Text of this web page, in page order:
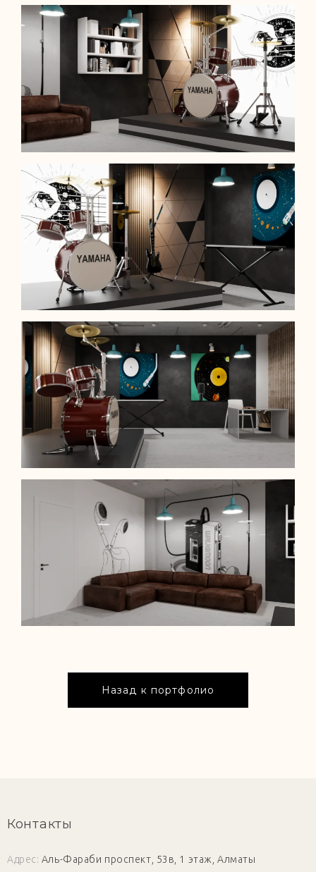
Назад к портфолио
Контакты
Адрес: Аль-Фараби проспект, 53в, 1 этаж, Алматы